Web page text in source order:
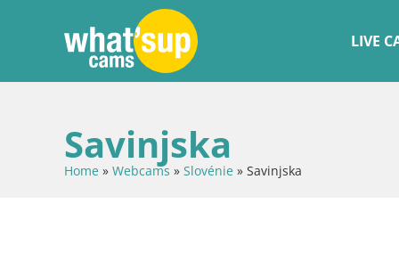
LIVE
Savinjska
Home » Webcams » Slovénie » Savinjska